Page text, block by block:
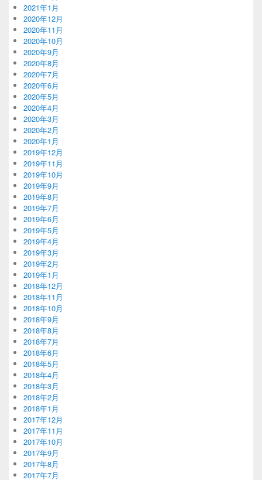
2021年1月
2020年12月
2020年11月
2020年10月
2020年9月
2020年8月
2020年7月
2020年6月
2020年5月
2020年4月
2020年3月
2020年2月
2020年1月
2019年12月
2019年11月
2019年10月
2019年9月
2019年8月
2019年7月
2019年6月
2019年5月
2019年4月
2019年3月
2019年2月
2019年1月
2018年12月
2018年11月
2018年10月
2018年9月
2018年8月
2018年7月
2018年6月
2018年5月
2018年4月
2018年3月
2018年2月
2018年1月
2017年12月
2017年11月
2017年10月
2017年9月
2017年8月
2017年7月